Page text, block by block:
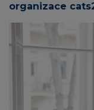
organizace